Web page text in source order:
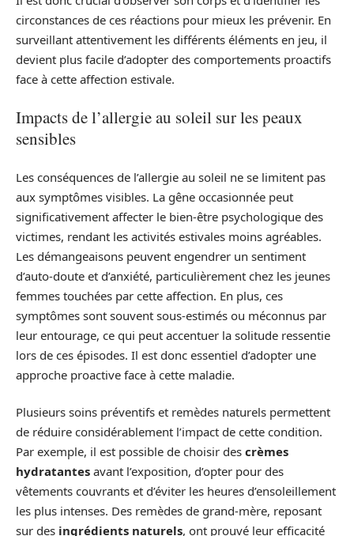
circonstances de ces réactions pour mieux les prévenir. En
surveillant attentivement les différents éléments en jeu, il
devient plus facile d’adopter des comportements proactifs
face à cette affection estivale.
Impacts de l’allergie au soleil sur les peaux
sensibles
Les conséquences de l’allergie au soleil ne se limitent pas
aux symptômes visibles. La gêne occasionnée peut
significativement affecter le bien-être psychologique des
victimes, rendant les activités estivales moins agréables.
Les démangeaisons peuvent engendrer un sentiment
d’auto-doute et d’anxiété, particulièrement chez les jeunes
femmes touchées par cette affection. En plus, ces
symptômes sont souvent sous-estimés ou méconnus par
leur entourage, ce qui peut accentuer la solitude ressentie
lors de ces épisodes. Il est donc essentiel d’adopter une
approche proactive face à cette maladie.
Plusieurs soins préventifs et remèdes naturels permettent
de réduire considérablement l’impact de cette condition.
Par exemple, il est possible de choisir des crèmes
hydratantes avant l’exposition, d’opter pour des
vêtements couvrants et d’éviter les heures d’ensoleillement
les plus intenses. Des remèdes de grand-mère, reposant
sur des ingrédients naturels, ont prouvé leur efficacité